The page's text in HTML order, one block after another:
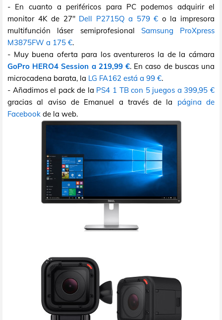
- En cuanto a periféricos para PC podemos adquirir el
monitor 4K de 27" Dell P2715Q a 579 € o la impresora
multifunción láser semiprofesional Samsung ProXpress
M3875FW a 175 €.
- Muy buena oferta para los aventureros la de la cámara
GoPro HERO4 Session a 219,99 €. En caso de buscas una
microcadena barata, la LG FA162 está a 99 €.
- Añadimos el pack de la PS4 1 TB con 5 juegos a 399,95 €
gracias al aviso de Emanuel a través de la página de
Facebook de la web.